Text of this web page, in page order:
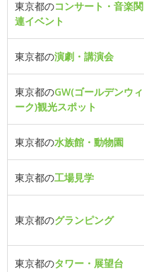
東京都のコンサート・音楽関
連イベント
東京都の演劇・講演会
東京都のGW(ゴールデンウィ
ーク)観光スポット
東京都の水族館・動物園
東京都の工場見学
東京都のグランピング
東京都のタワー・展望台